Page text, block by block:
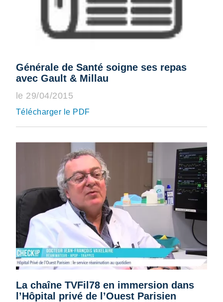
Générale de Santé soigne ses repas
avec Gault & Millau
le 29/04/2015
Télécharger le PDF
La chaîne TVFil78 en immersion dans
l’Hôpital privé de l’Ouest Parisien